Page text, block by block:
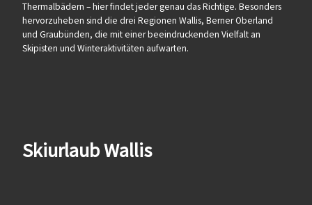
Thermalbädern – hier findet jeder genau das Richtige. Besonders
hervorzuheben sind die drei Regionen Wallis, Berner Oberland
und Graubünden, die mit einer beeindruckenden Vielfalt an
Skipisten und Winteraktivitäten aufwarten.
Skiurlaub Wallis